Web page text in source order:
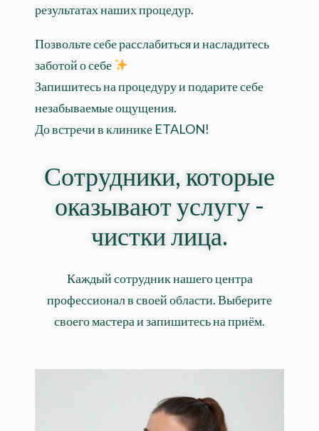
результатах наших процедур.
Позвольте себе расслабиться и насладитесь
заботой о себе
Запишитесь на процедуру и подарите себе
незабываемые ощущения.
До встречи в клинике ETALON!
Сотрудники, которые
оказывают услугу -
чистки лица.
Каждый сотрудник нашего центра
профессионал в своей области. Выберите
своего мастера и запишитесь на приём.